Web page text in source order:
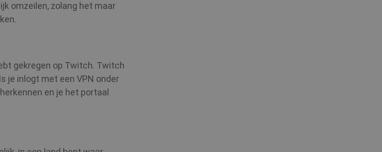
omzeilen, zolang het maar
gekregen op Twitch. Twitch
je inlogt met een VPN onder
en je het portaal